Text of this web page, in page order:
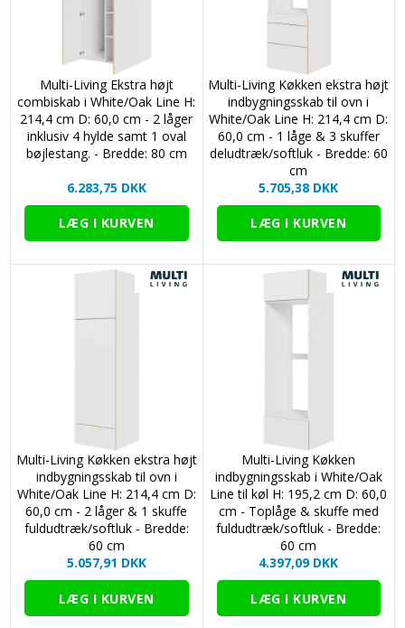
Multi-Living Ekstra højt
combiskab i White/Oak Line H:
214,4 cm D: 60,0 cm - 2 låger
inklusiv 4 hylde samt 1 oval
bøjlestang. - Bredde: 80 cm
6.283,75 DKK
Multi-Living Køkken ekstra højt
indbygningsskab til ovn i
White/Oak Line H: 214,4 cm D:
60,0 cm - 1 låge & 3 skuffer
deludtræk/softluk - Bredde: 60
cm
5.705,38 DKK
Multi-Living Køkken ekstra højt
indbygningsskab til ovn i
White/Oak Line H: 214,4 cm D:
60,0 cm - 2 låger & 1 skuffe
fuldudtræk/softluk - Bredde:
60 cm
5.057,91 DKK
Multi-Living Køkken
indbygningsskab i White/Oak
Line til køl H: 195,2 cm D: 60,0
cm - Toplåge & skuffe med
fuldudtræk/softluk - Bredde:
60 cm
4.397,09 DKK